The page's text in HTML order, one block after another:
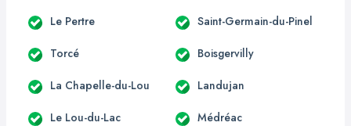
Le Pertre Saint-Germain-du-Pinel
Torcé Boisgervilly
La Chapelle-du-Lou Landujan
Le Lou-du-Lac Médréac